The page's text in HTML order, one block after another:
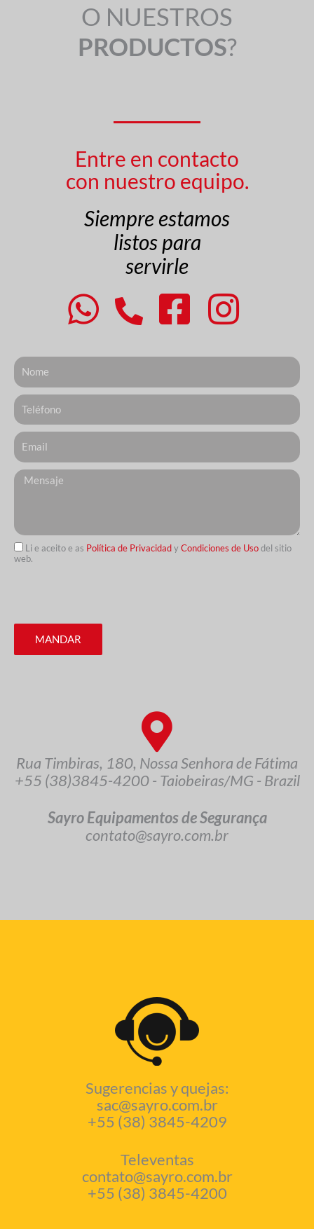
O NUESTROS
PRODUCTOS?
Entre en contacto
con nuestro equipo.
Siempre estamos
listos para
servirle
Nome
Telefone
Email
Messagem
Li e aceito e as Política de PrivacidadyCondiciones de Usodel sitio
web.
MANDAR
Rua Timbiras, 180, Nossa Senhora de Fátima
+55 (38)3845-4200 - Taiobeiras/MG - Brazil
Sayro Equipamentos de Segurança
contato@sayro.com.br
Sugerencias y quejas:
sac@sayro.com.br
+55 (38) 3845-4209
Televentas
contato@sayro.com.br
+55 (38) 3845-4200